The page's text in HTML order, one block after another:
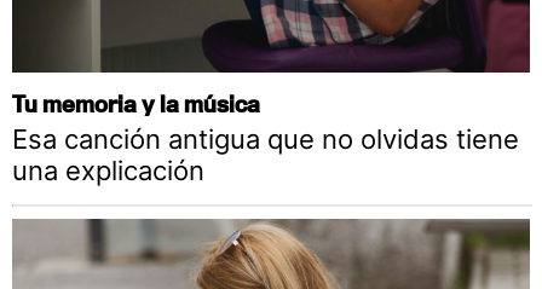
Tu memoria y la música
Esa canción antigua que no olvidas tiene
una explicación